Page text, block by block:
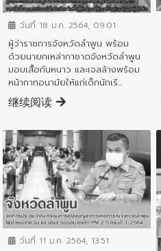
วันที่ 18 ม.ค. 2564, 09:01
ผู้ว่าราชการจังหวัดลำพูน พร้อม
ด้วยนายกเหล่ากาชาดจังหวัดลำพูน
มอบเสื้อกันหนาว และเจลล้างพร้อม
หน้ากากอนามัยให้แก่เด็กนักเรี...
继续阅读
ข่าวประชาสัมพันธ์
วันที่ 11 ม.ค. 2564, 13:51